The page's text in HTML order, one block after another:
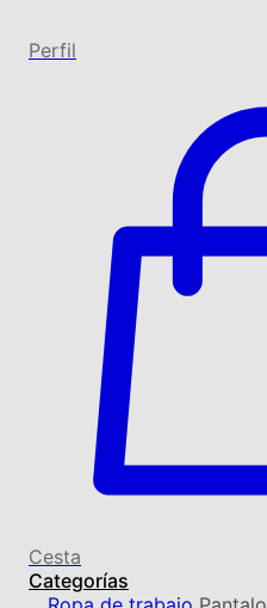
Perfil
Cesta
Categorías